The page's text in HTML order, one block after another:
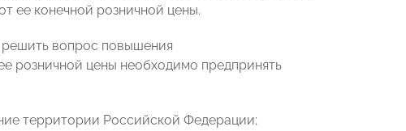
ее конечной розничной цены.
вопрос повышения
розничной цены необходимо предпринять
территории Российской Федерации;